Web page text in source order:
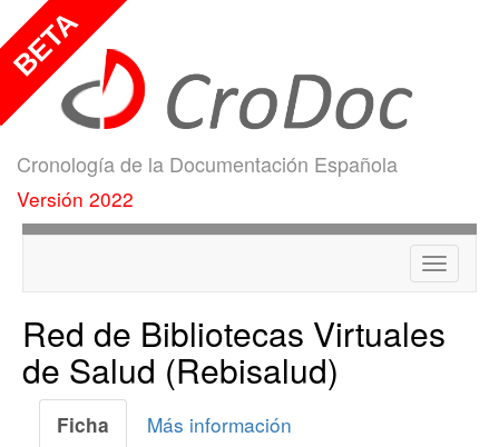
Cronología de la Documentación Española
Versión 2022
Menú
Red de Bibliotecas Virtuales
de Salud (Rebisalud)
Ficha Más información